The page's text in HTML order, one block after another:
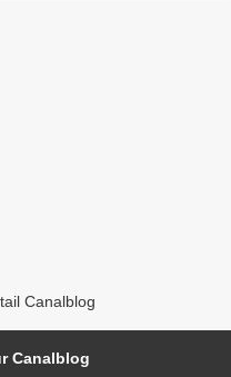
Canalblog
Canalblog